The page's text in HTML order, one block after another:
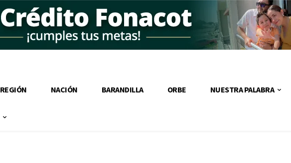
REGIÓN NACIÓN BARANDILLA ORBE NUESTRA PALABRA